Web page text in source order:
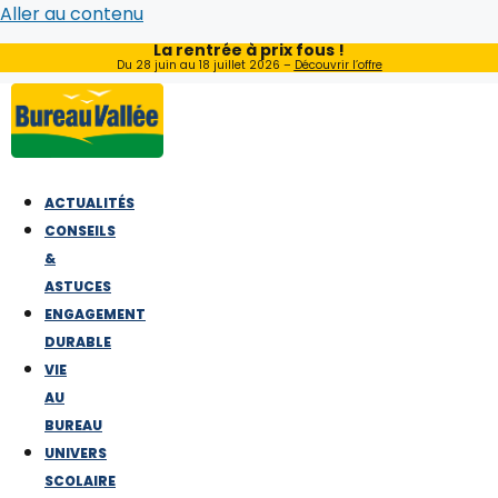
Aller au contenu
La rentrée à prix fous !
Du 28 juin au 18 juillet 2026 – Découvrir l’offre
ACTUALITÉS
CONSEILS
&
ASTUCES
ENGAGEMENT
DURABLE
VIE
AU
BUREAU
UNIVERS
SCOLAIRE